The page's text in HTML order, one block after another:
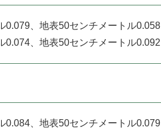
、地表50センチメートル0.058
、地表50センチメートル0.092
、地表50センチメートル0.079